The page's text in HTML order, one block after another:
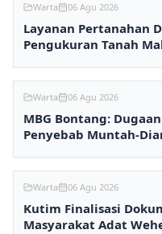
Warta 06 Agu 2026
Layanan Pertanahan
Pengukuran Tanah
Warta 06 Agu 2026
MBG Bontang:
Penyebab Muntah-
Warta 06 Agu 2026
Kutim Finalisasi
Masyarakat Adat